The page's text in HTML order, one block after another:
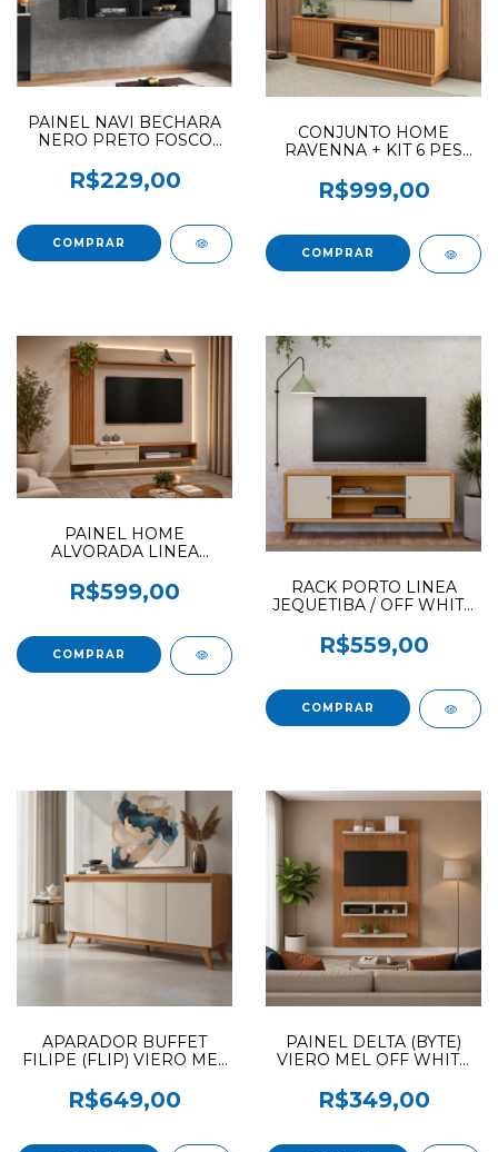
PAINEL NAVI BECHARA
NERO PRETO FOSCO
R$229,00
CONJUNTO HOME
RAVENNA + KIT 6 PES
WHITE FOSCO
R$999,00
PAINEL HOME
ALVORADA LINEA
FOSCO
R$599,00
RACK PORTO LINEA
JEQUETIBA / OFF WHITE
R$559,00
APARADOR BUFFET
FILIPE (FLIP) VIERO MEL
R$649,00
PAINEL DELTA (BYTE)
VIERO MEL OFF WHITE
R$349,00